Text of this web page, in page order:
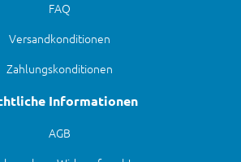
FAQ
Versandkonditionen
Zahlungskonditionen
Informationen
AGB